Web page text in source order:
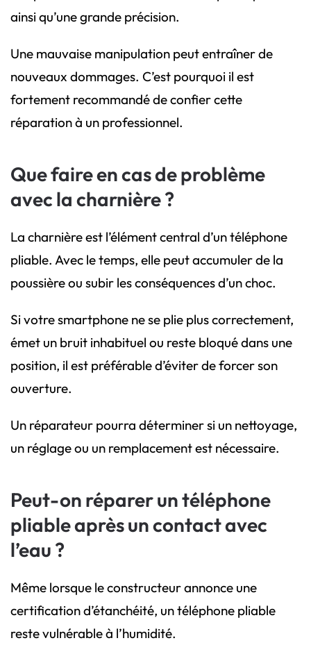
ainsi qu’une grande précision.
Une mauvaise manipulation peut entraîner de
nouveaux dommages. C’est pourquoi il est
fortement recommandé de confier cette
réparation à un professionnel.
Que faire en cas de problème
avec la charnière ?
La charnière est l’élément central d’un téléphone
pliable. Avec le temps, elle peut accumuler de la
poussière ou subir les conséquences d’un choc.
Si votre smartphone ne se plie plus correctement,
émet un bruit inhabituel ou reste bloqué dans une
position, il est préférable d’éviter de forcer son
ouverture.
Un réparateur pourra déterminer si un nettoyage,
un réglage ou un remplacement est nécessaire.
Peut-on réparer un téléphone
pliable après un contact avec
l’eau ?
Même lorsque le constructeur annonce une
certification d’étanchéité, un téléphone pliable
reste vulnérable à l’humidité.